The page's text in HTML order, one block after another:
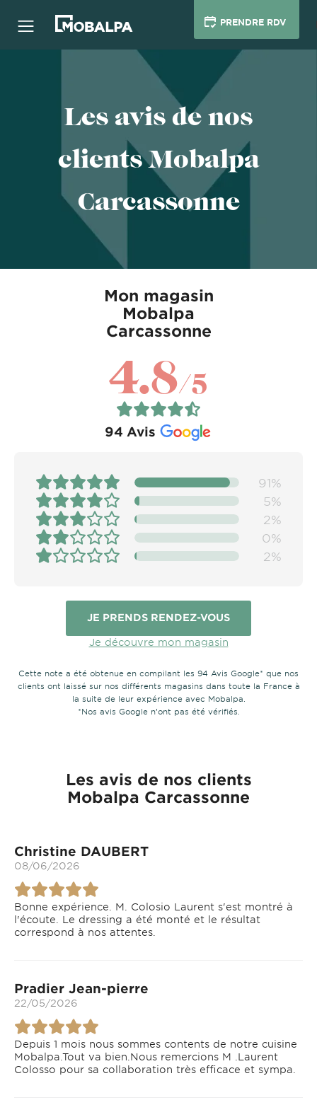
PRENDRE RDV
Les avis de nos
clients Mobalpa
Carcassonne
Mon magasin
Mobalpa
Carcassonne
4.8/5
94 Avis
91%
5%
2%
0%
2%
JE PRENDS RENDEZ-VOUS
Je découvre mon magasin
Cette note a été obtenue en compilant les 94 Avis Google* que nos
clients ont laissé sur nos différents magasins dans toute la France à
la suite de leur expérience avec Mobalpa.
*Nos avis Google n’ont pas été vérifiés.
Les avis de nos clients
Mobalpa Carcassonne
Christine DAUBERT
08/06/2026
Bonne expérience. M. Colosio Laurent s'est montré à
l'écoute. Le dressing a été monté et le résultat
correspond à nos attentes.
Pradier Jean-pierre
22/05/2026
Depuis 1 mois nous sommes contents de notre cuisine
Mobalpa.Tout va bien.Nous remercions M .Laurent
Colosso pour sa collaboration très efficace et sympa.